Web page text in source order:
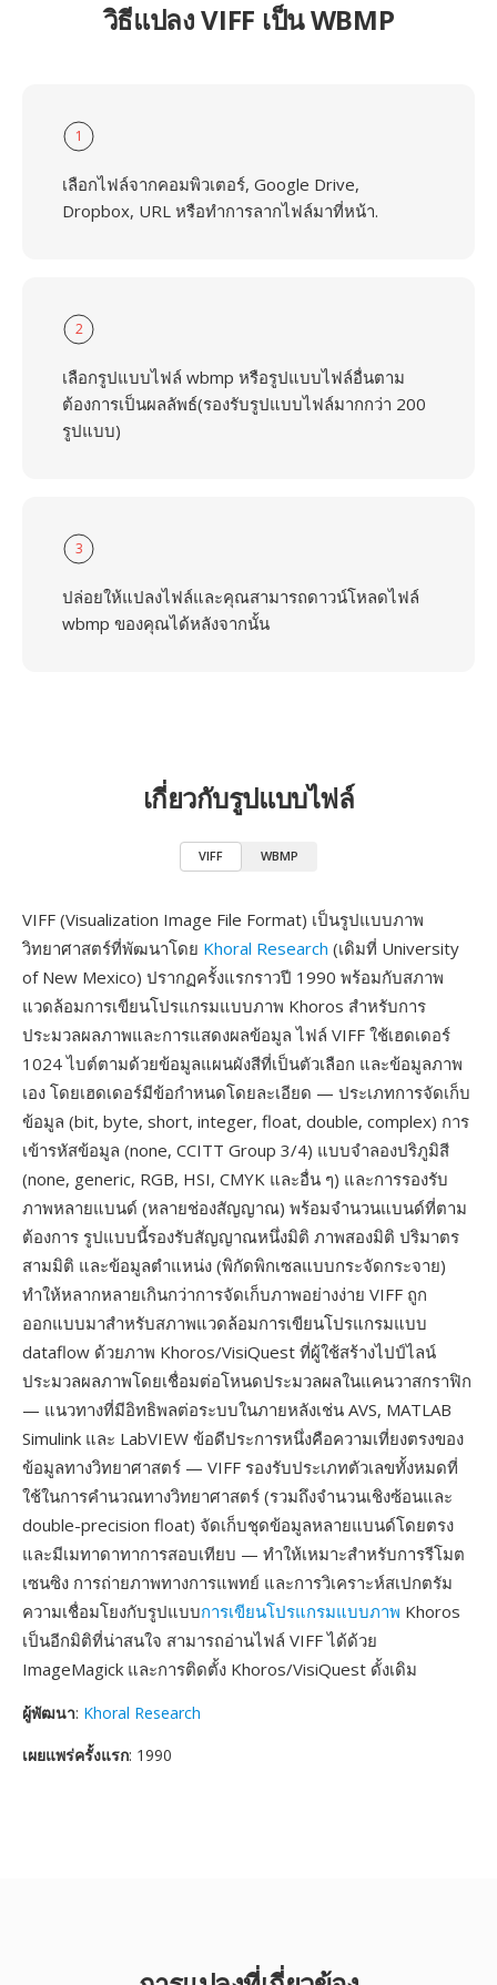
วิธีแปลง VIFF เป็น WBMP
1
เลือกไฟล์จากคอมพิวเตอร์, Google Drive,
Dropbox, URL หรือทำการลากไฟล์มาที่หน้า.
2
เลือกรูปแบบไฟล์ wbmp หรือรูปแบบไฟล์อื่นตาม
ต้องการเป็นผลลัพธ์(รองรับรูปแบบไฟล์มากกว่า 200
รูปแบบ)
3
ปล่อยให้แปลงไฟล์และคุณสามารถดาวน์โหลดไฟล์
wbmp ของคุณได้หลังจากนั้น
เกี่ยวกับรูปแบบไฟล์
VIFF WBMP
VIFF (Visualization Image File Format) เป็นรูปแบบภาพ
วิทยาศาสตร์ที่พัฒนาโดย Khoral Research (เดิมที่ University
of New Mexico) ปรากฏครั้งแรกราวปี 1990 พร้อมกับสภาพ
แวดล้อมการเขียนโปรแกรมแบบภาพ Khoros สำหรับการ
ประมวลผลภาพและการแสดงผลข้อมูล ไฟล์ VIFF ใช้เฮดเดอร์
1024 ไบต์ตามด้วยข้อมูลแผนผังสีที่เป็นตัวเลือก และข้อมูลภาพ
เอง โดยเฮดเดอร์มีข้อกำหนดโดยละเอียด — ประเภทการจัดเก็บ
ข้อมูล (bit, byte, short, integer, float, double, complex) การ
เข้ารหัสข้อมูล (none, CCITT Group 3/4) แบบจำลองปริภูมิสี
(none, generic, RGB, HSI, CMYK และอื่น ๆ) และการรองรับ
ภาพหลายแบนด์ (หลายช่องสัญญาณ) พร้อมจำนวนแบนด์ที่ตาม
ต้องการ รูปแบบนี้รองรับสัญญาณหนึ่งมิติ ภาพสองมิติ ปริมาตร
สามมิติ และข้อมูลตำแหน่ง (พิกัดพิกเซลแบบกระจัดกระจาย)
ทำให้หลากหลายเกินกว่าการจัดเก็บภาพอย่างง่าย VIFF ถูก
ออกแบบมาสำหรับสภาพแวดล้อมการเขียนโปรแกรมแบบ
dataflow ด้วยภาพ Khoros/VisiQuest ที่ผู้ใช้สร้างไปป์ไลน์
ประมวลผลภาพโดยเชื่อมต่อโหนดประมวลผลในแคนวาสกราฟิก
— แนวทางที่มีอิทธิพลต่อระบบในภายหลังเช่น AVS, MATLAB
Simulink และ LabVIEW ข้อดีประการหนึ่งคือความเที่ยงตรงของ
ข้อมูลทางวิทยาศาสตร์ — VIFF รองรับประเภทตัวเลขทั้งหมดที่
ใช้ในการคำนวณทางวิทยาศาสตร์ (รวมถึงจำนวนเชิงซ้อนและ
double-precision float) จัดเก็บชุดข้อมูลหลายแบนด์โดยตรง
และมีเมทาดาทาการสอบเทียบ — ทำให้เหมาะสำหรับการรีโมต
เซนซิง การถ่ายภาพทางการแพทย์ และการวิเคราะห์สเปกตรัม
ความเชื่อมโยงกับรูปแบบการเขียนโปรแกรมแบบภาพ Khoros
เป็นอีกมิติที่น่าสนใจ สามารถอ่านไฟล์ VIFF ได้ด้วย
ImageMagick และการติดตั้ง Khoros/VisiQuest ดั้งเดิม
ผู้พัฒนา: Khoral Research
เผยแพร่ครั้งแรก: 1990